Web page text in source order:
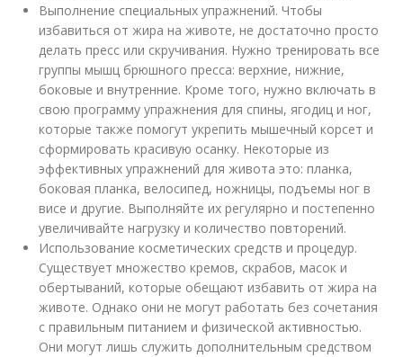
Выполнение специальных упражнений. Чтобы
избавиться от жира на животе, не достаточно просто
делать пресс или скручивания. Нужно тренировать все
группы мышц брюшного пресса: верхние, нижние,
боковые и внутренние. Кроме того, нужно включать в
свою программу упражнения для спины, ягодиц и ног,
которые также помогут укрепить мышечный корсет и
сформировать красивую осанку. Некоторые из
эффективных упражнений для живота это: планка,
боковая планка, велосипед, ножницы, подъемы ног в
висе и другие. Выполняйте их регулярно и постепенно
увеличивайте нагрузку и количество повторений.
Использование косметических средств и процедур.
Существует множество кремов, скрабов, масок и
обертываний, которые обещают избавить от жира на
животе. Однако они не могут работать без сочетания
с правильным питанием и физической активностью.
Они могут лишь служить дополнительным средством